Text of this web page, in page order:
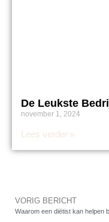
De Leukste
november 1, 2024
Lees verder »
VORIG BERICHT